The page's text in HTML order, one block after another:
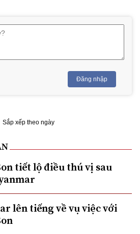
Đăng nhập
Sắp xếp theo ngày
tiết lộ điều thú vị sau
lên tiếng về vụ việc với